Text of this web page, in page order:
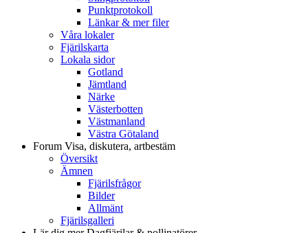
Punktprotokoll
Länkar & mer filer
Våra lokaler
Fjärilskarta
Lokala sidor
Gotland
Jämtland
Närke
Västerbotten
Västmanland
Västra Götaland
Forum Visa, diskutera, artbestäm
Översikt
Ämnen
Fjärilsfrågor
Bilder
Allmänt
Fjärilsgalleri